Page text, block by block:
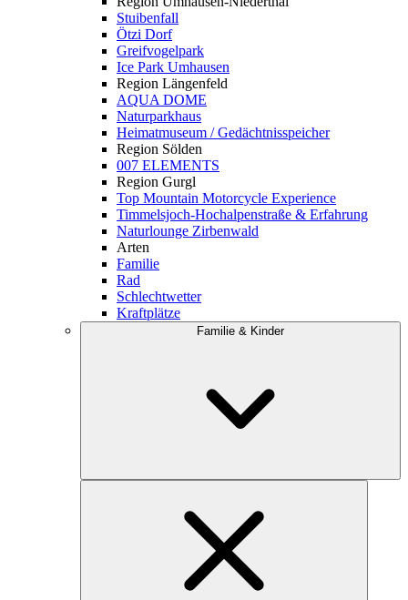
Stuibenfall
Ötzi Dorf
Greifvogelpark
Ice Park Umhausen
Region Längenfeld
AQUA DOME
Naturparkhaus
Heimatmuseum / Gedächtnisspeicher
Region Sölden
007 ELEMENTS
Region Gurgl
Top Mountain Motorcycle Experience
Timmelsjoch-Hochalpenstraße & Erfahrung
Naturlounge Zirbenwald
Arten
Familie
Rad
Schlechtwetter
Kraftplätze
Familie & Kinder